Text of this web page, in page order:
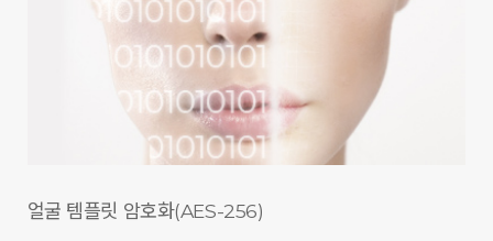
얼굴 템플릿 암호화(AES-256)